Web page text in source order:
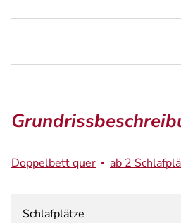
Doppelbett quer ab 2
Schlafplätze